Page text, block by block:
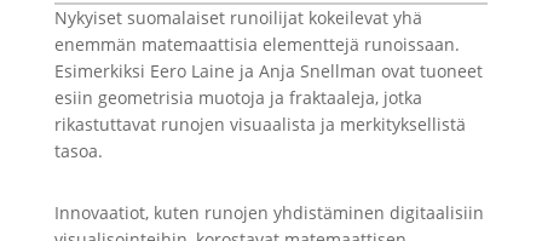
Nykyiset suomalaiset runoilijat kokeilevat yhä
enemmän matemaattisia elementtejä runoissaan.
Esimerkiksi Eero Laine ja Anja Snellman ovat tuoneet
esiin geometrisia muotoja ja fraktaaleja, jotka
rikastuttavat runojen visuaalista ja merkityksellistä
tasoa.
Innovaatiot, kuten runojen yhdistäminen digitaalisiin